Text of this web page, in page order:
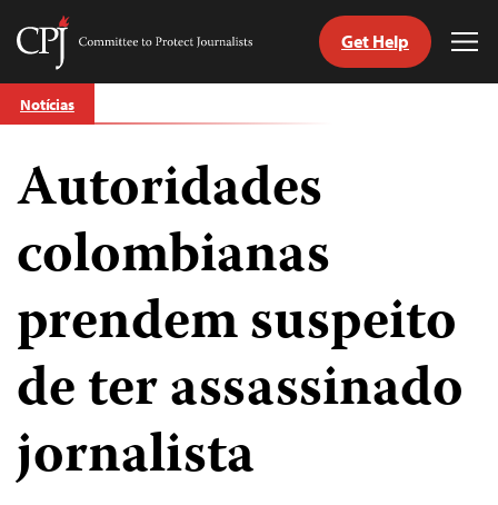
Skip
to
Committee
Journalists
Get Help
Notícias
Autoridades
colombianas
prendem suspeito
de ter assassinado
jornalista